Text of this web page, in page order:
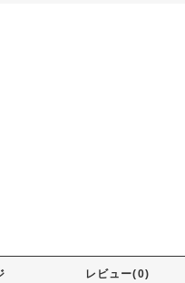
レビュー(0)